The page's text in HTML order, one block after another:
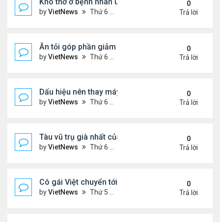
byVietNews Thứ 6 Tháng 8 19, 2022 5:13 pm
0
Trả lời
Ăn tỏi góp phần giảm cholesterol 'xấu'
byVietNews Thứ 6 Tháng 8 19, 2022 5:11 pm
0
Trả lời
Dấu hiệu nên thay máy giặt mới
byVietNews Thứ 6 Tháng 8 19, 2022 5:09 pm
0
Trả lời
Tàu vũ trụ già nhất của NASA tròn 45 tuổi
byVietNews Thứ 6 Tháng 8 19, 2022 4:29 pm
0
Trả lời
Cô gái Việt chuyển tới Nepal sống vì mê leo núi
byVietNews Thứ 5 Tháng 8 18, 2022 5:32 pm
0
Trả lời